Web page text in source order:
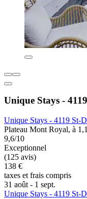
Unique Stays -
Unique Stays - 4119 St-
Plateau Mont Royal, à
9,6/10
Exceptionnel
(125 avis)
138 €
taxes et frais compris
31 août - 1 sept.
Unique Stays - 4119 St-